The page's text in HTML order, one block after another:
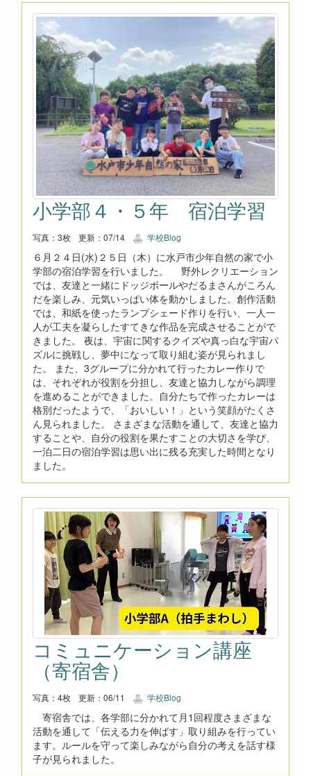
小学部４・５年 宿泊学習
写真：3枚 更新：07/14 学校Blog
６月２４日(水)２５日（木）に水戸市少年自然の家で小
学部の宿泊学習を行いました。 野外レクリエーション
では、友達と一緒にドッジボールやだるまさんがころん
だを楽しみ、元気いっぱい体を動かしました。創作活動
では、和紙を使ったランプシェード作りを行い、一人一
人が工夫を凝らしたすてきな作品を完成させることがで
きました。 夜は、宇宙に関するクイズや真っ白な宇宙パ
ズルに挑戦し、夢中になって取り組む姿が見られまし
た。 また、3グループに分かれて行ったカレー作りで
は、それぞれが役割を分担し、友達と協力しながら調理
を進めることができました。自分たちで作ったカレーは
格別だったようで、「おいしい！」という笑顔がたくさ
ん見られました。 さまざまな活動を通して、友達と協力
することや、自分の役割を果たすことの大切さを学び、
一泊二日の宿泊学習は思い出に残る充実した時間となり
ました。
コミュニケーション講座
（寄宿舎）
写真：4枚 更新：06/11 学校Blog
寄宿舎では、各学部に分かれて月1回程度さまざまな
活動を通して「伝える力を伸ばす」取り組みを行ってい
ます。ルールを守って楽しみながら自分の考えを話す様
子が見られました。